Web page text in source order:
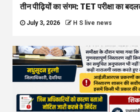
तीन पीढ़ियों का संगम: TET परीक्षा का
July 3, 2026 H S live news